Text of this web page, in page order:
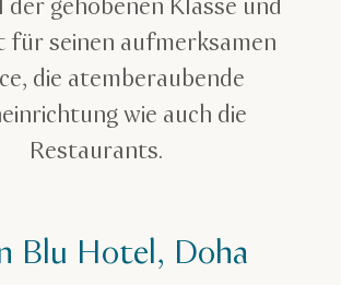
der gehobenen Klasse und
für seinen aufmerksamen
die atemberaubende
wie auch die
Restaurants.
Blu Hotel, Doha